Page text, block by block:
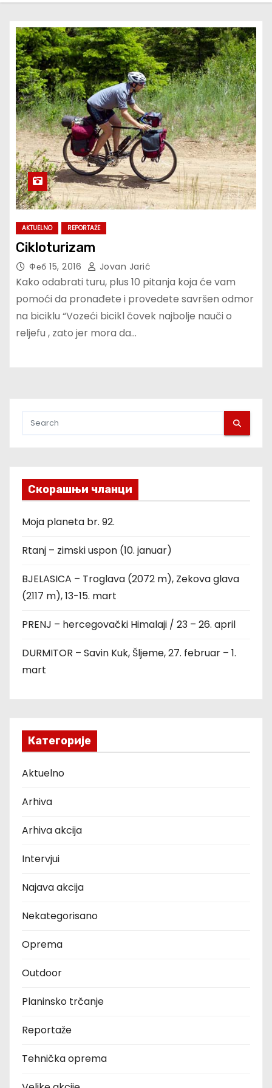
AKTUELNO REPORTAŽE
Cikloturizam
Феб 15, 2016 Jovan Jarić
Kako odabrati turu, plus 10 pitanja koja će vam
pomoći da pronađete i provedete savršen odmor
na biciklu “Vozeći bicikl čovek najbolje nauči o
reljefu , zato jer mora da…
Скорашњи чланци
Moja planeta br. 92.
Rtanj – zimski uspon (10. januar)
BJELASICA – Troglava (2072 m), Zekova glava
(2117 m), 13-15. mart
PRENJ – hercegovački Himalaji / 23 – 26. april
DURMITOR – Savin Kuk, Šljeme, 27. februar – 1.
mart
Категорије
Aktuelno
Arhiva
Arhiva akcija
Intervjui
Najava akcija
Nekategorisano
Oprema
Outdoor
Planinsko trčanje
Reportaže
Tehnička oprema